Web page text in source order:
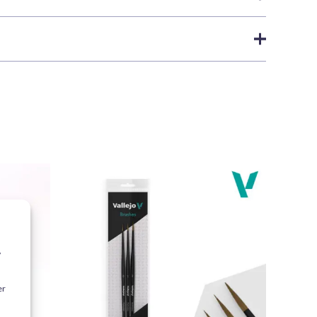
70753
Model Color.
Trocknung.
mit dem Pinsel in dünnen Schichten.
24 Werktstunden,